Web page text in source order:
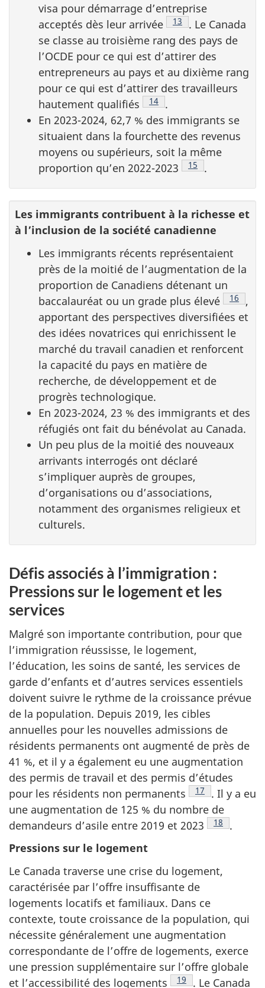
visa pour démarrage d’entreprise
acceptés dès leur arrivée
Note de bas de page
13
. Le Canada
se classe au troisième rang des pays de
l’OCDE pour ce qui est d’attirer des
entrepreneurs au pays et au dixième rang
pour ce qui est d’attirer des travailleurs
hautement qualifiés
Note de bas de page
14
.
En 2023-2024, 62,7 % des immigrants se
situaient dans la fourchette des revenus
moyens ou supérieurs, soit la même
proportion qu’en 2022-2023
Note de bas de
15 .
Les immigrants contribuent à la richesse et
à l’inclusion de la société canadienne
Les immigrants récents représentaient
près de la moitié de l’augmentation de la
proportion de Canadiens détenant un
baccalauréat ou un grade plus élevé
Note de
16
,
apportant des perspectives diversifiées et
des idées novatrices qui enrichissent le
marché du travail canadien et renforcent
la capacité du pays en matière de
recherche, de développement et de
progrès technologique.
En 2023-2024, 23 % des immigrants et des
réfugiés ont fait du bénévolat au Canada.
Un peu plus de la moitié des nouveaux
arrivants interrogés ont déclaré
s’impliquer auprès de groupes,
d’organisations ou d’associations,
notamment des organismes religieux et
culturels.
Défis associés à l’immigration :
Pressions sur le logement et les
services
Malgré son importante contribution, pour que
l’immigration réussisse, le logement,
l’éducation, les soins de santé, les services de
garde d’enfants et d’autres services essentiels
doivent suivre le rythme de la croissance prévue
de la population. Depuis 2019, les cibles
annuelles pour les nouvelles admissions de
résidents permanents ont augmenté de près de
41 %, et il y a également eu une augmentation
des permis de travail et des permis d’études
pour les résidents non permanents
Note de bas de
17
. Il y a eu
une augmentation de 125 % du nombre de
demandeurs d’asile entre 2019 et 2023
Note de bas
18
.
Pressions sur le logement
Le Canada traverse une crise du logement,
caractérisée par l’offre insuffisante de
logements locatifs et familiaux. Dans ce
contexte, toute croissance de la population, qui
nécessite généralement une augmentation
correspondante de l’offre de logements, exerce
une pression supplémentaire sur l’offre globale
et l’accessibilité des logements
Note de bas de page
19 . Le Canada